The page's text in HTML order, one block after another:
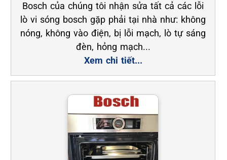
Bosch của chúng tôi nhận sửa tất cả các lỗi
lò vi sóng bosch gặp phải tại nhà như: không
nóng, không vào điện, bị lỗi mạch, lò tự sáng
đèn, hỏng mạch...
Xem chi tiết...